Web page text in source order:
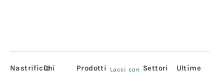
Nastrificio
Chi
Prodotti Lacci con Settori
Ultime